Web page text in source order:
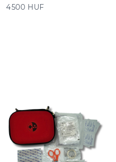
Ár
4 500 HUF